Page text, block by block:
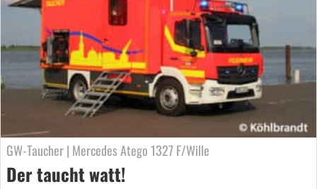
GW-Taucher | Mercedes Atego 1327 F/Wille
Der taucht watt!